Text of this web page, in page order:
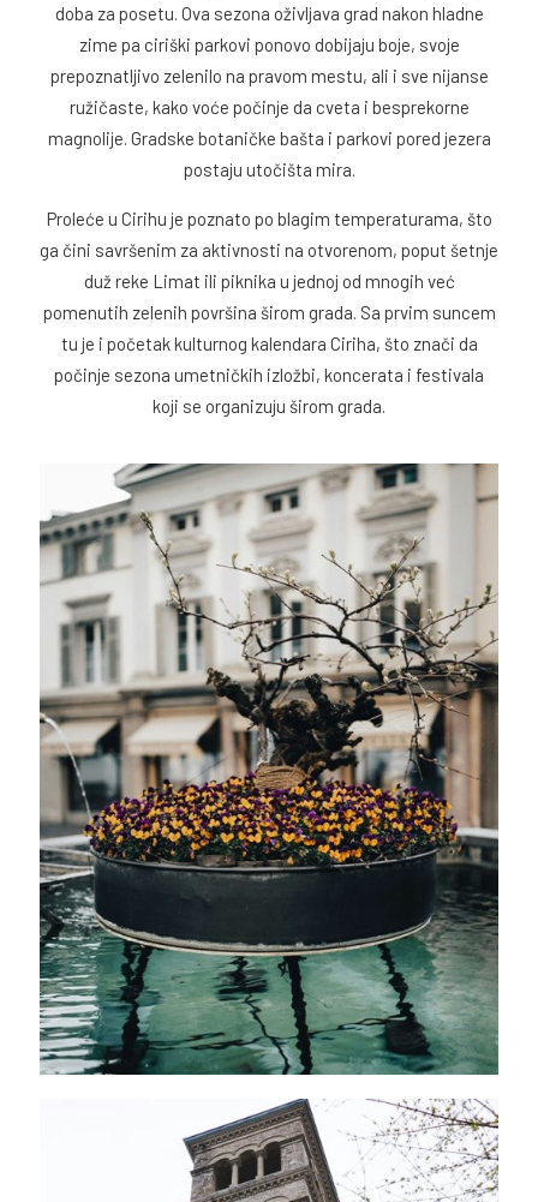
doba za posetu. Ova sezona oživljava grad nakon hladne
zime pa ciriški parkovi ponovo dobijaju boje, svoje
prepoznatljivo zelenilo na pravom mestu, ali i sve nijanse
ružičaste, kako voće počinje da cveta i besprekorne
magnolije. Gradske botaničke bašta i parkovi pored jezera
postaju utočišta mira.
Proleće u Cirihu je poznato po blagim temperaturama, što
ga čini savršenim za aktivnosti na otvorenom, poput šetnje
duž reke Limat ili piknika u jednoj od mnogih već
pomenutih zelenih površina širom grada. Sa prvim suncem
tu je i početak kulturnog kalendara Ciriha, što znači da
počinje sezona umetničkih izložbi, koncerata i festivala
koji se organizuju širom grada.